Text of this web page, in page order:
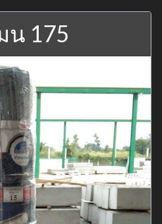
น 175